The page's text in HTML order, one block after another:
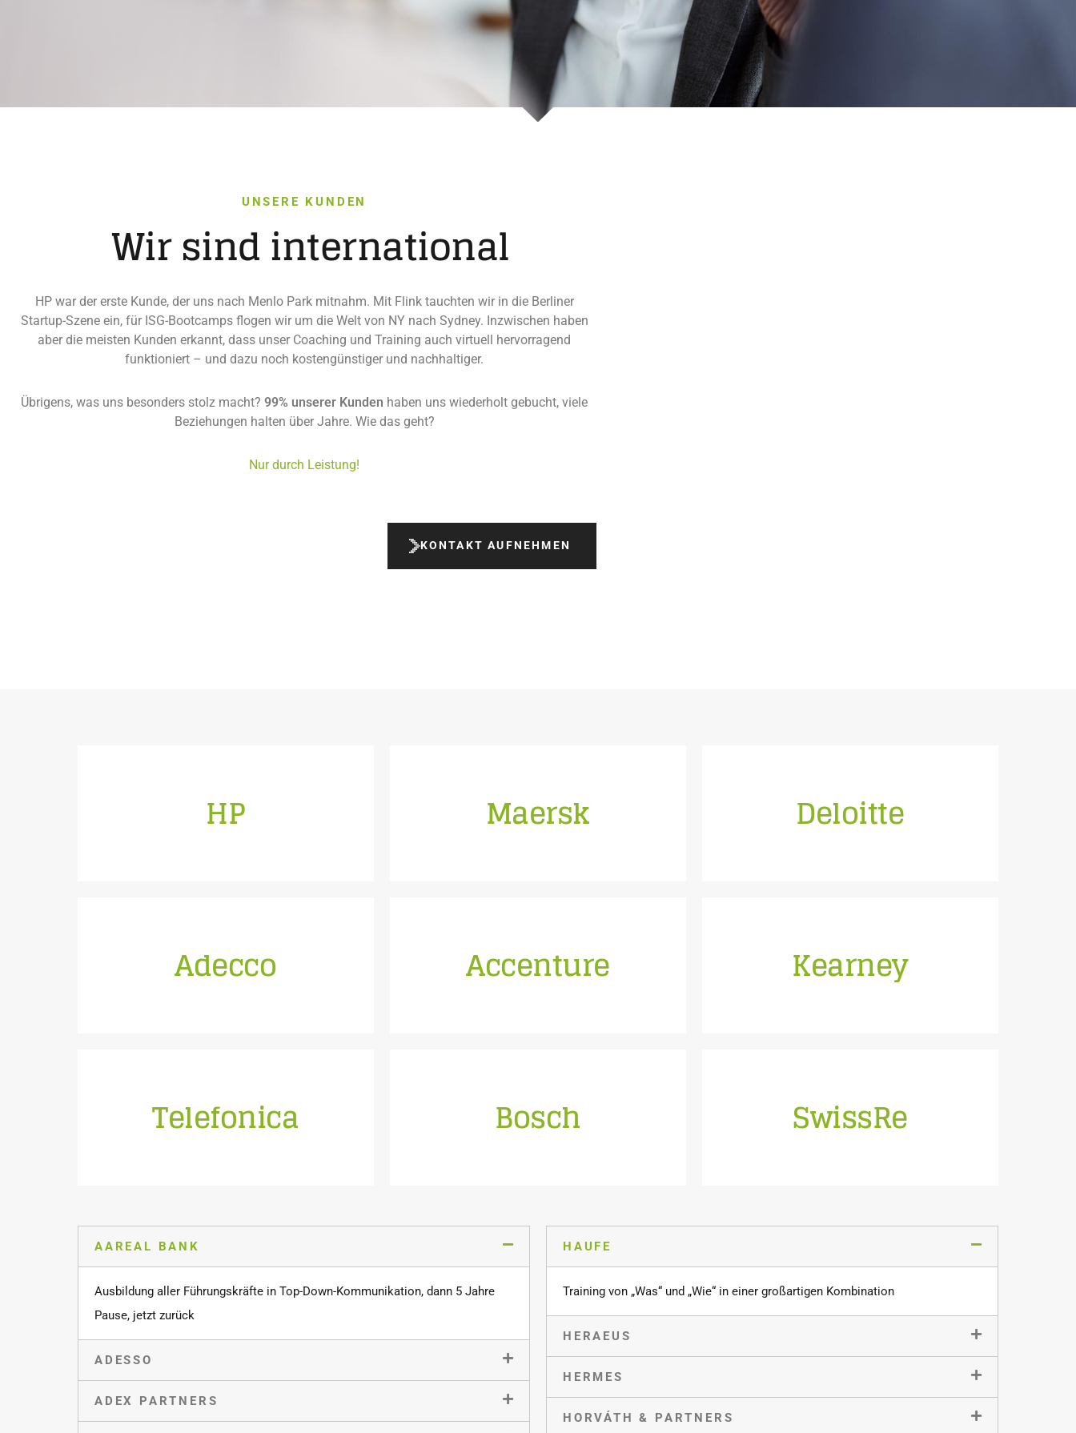
UNSERE KUNDEN
Wir sind international
HP war der erste Kunde, der uns nach Menlo Park mitnahm. Mit Flink tauchten wir in die Berliner
Startup-Szene ein, für ISG-Bootcamps flogen wir um die Welt von NY nach Sydney. Inzwischen haben
aber die meisten Kunden erkannt, dass unser Coaching und Training auch virtuell hervorragend
funktioniert – und dazu noch kostengünstiger und nachhaltiger.
Übrigens, was uns besonders stolz macht? 99% unserer Kunden haben uns wiederholt gebucht, viele
Beziehungen halten über Jahre. Wie das geht?
Nur durch Leistung!
KONTAKT AUFNEHMEN
HP
Der erste Kunde, der uns nach Menlo Park
einfliegen ließ Maersk
verwenden wir in jeder Schulung ein
Beispiel des CEO von Maersk. Vielen Dank, Deloitte
Seit 2018 coachen wir die Partner Pitches
Adecco
an diesem Programm teil, das mit Zutaten
von Harvard, McKinsey und steercom Accenture
Ca. 300 Berater im besserem Grübeln und
Dübeln weiterentwickelt Kearney
Partner lieben unser Relationship Sells
Programm
Telefonica
Überführung komplexer Themen in Bosch
Alle Rechtsberater weltweit haben gerne
etwas Neues gelernt SwissRe
Online und vor Ort hoch über dem See
AAREAL BANK
Ausbildung aller Führungskräfte in Top-Down-Kommunikation, dann 5 Jahre
Pause, jetzt zurück
ADESSO
ADEX PARTNERS
HAUFE
Training von „Was“ und „Wie“ in einer großartigen Kombination
HERAEUS
HERMES
HORVÁTH & PARTNERS